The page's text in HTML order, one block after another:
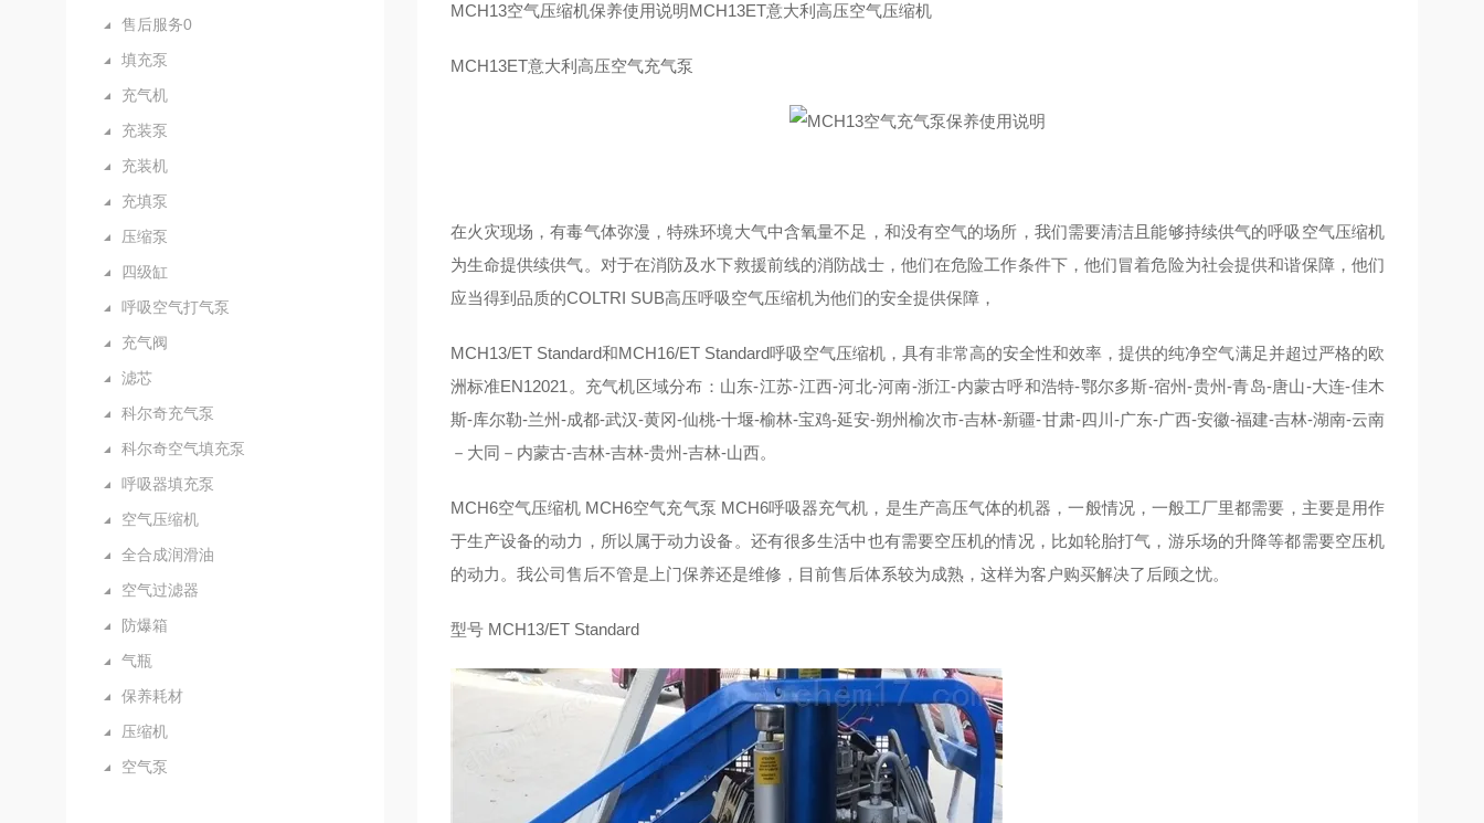
售后服务0
填充泵
充气机
充装泵
充装机
充填泵
压缩泵
四级缸
呼吸空气打气泵
充气阀
滤芯
科尔奇充气泵
科尔奇空气填充泵
呼吸器填充泵
空气压缩机
全合成润滑油
空气过滤器
防爆箱
气瓶
保养耗材
压缩机
空气泵
MCH13空气压缩机保养使用说明MCH13ET意大利高压空气压缩机
MCH13ET意大利高压空气充气泵
在火灾现场，有毒气体弥漫，特殊环境大气中含氧量不足，和没有空气的场所，我们需要清洁且能够持续供气的呼吸空气压缩机
为生命提供续供气。对于在消防及水下救援前线的消防战士，他们在危险工作条件下，他们冒着危险为社会提供和谐保障，他们
应当得到品质的COLTRI SUB高压呼吸空气压缩机为他们的安全提供保障，
MCH13/ET Standard和MCH16/ET Standard呼吸空气压缩机，具有非常高的安全性和效率，提供的纯净空气满足并超过严格的欧
洲标准EN12021。充气机区域分布：山东-江苏-江西-河北-河南-浙江-内蒙古呼和浩特-鄂尔多斯-宿州-贵州-青岛-唐山-大连-佳木
斯-库尔勒-兰州-成都-武汉-黄冈-仙桃-十堰-榆林-宝鸡-延安-朔州榆次市-吉林-新疆-甘肃-四川-广东-广西-安徽-福建-吉林-湖南-云南
－大同－内蒙古-吉林-吉林-贵州-吉林-山西。
MCH6空气压缩机 MCH6空气充气泵 MCH6呼吸器充气机，是生产高压气体的机器，一般情况，一般工厂里都需要，主要是用作
于生产设备的动力，所以属于动力设备。还有很多生活中也有需要空压机的情况，比如轮胎打气，游乐场的升降等都需要空压机
的动力。我公司售后不管是上门保养还是维修，目前售后体系较为成熟，这样为客户购买解决了后顾之忧。
型号 MCH13/ET Standard